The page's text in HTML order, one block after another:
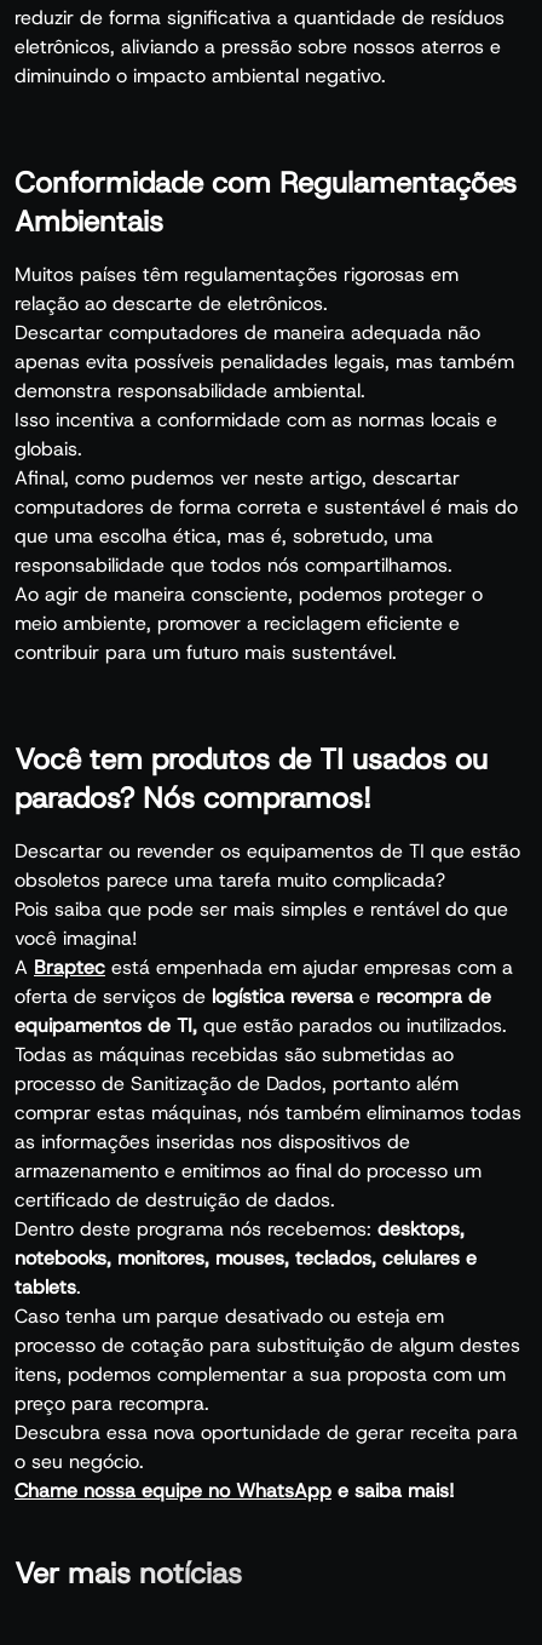
reduzir de forma significativa a quantidade de resíduos
eletrônicos, aliviando a pressão sobre nossos aterros e
diminuindo o impacto ambiental negativo.
Conformidade com Regulamentações
Ambientais
Muitos países têm regulamentações rigorosas em
relação ao descarte de eletrônicos.
Descartar computadores de maneira adequada não
apenas evita possíveis penalidades legais, mas também
demonstra responsabilidade ambiental.
Isso incentiva a conformidade com as normas locais e
globais.
Afinal, como pudemos ver neste artigo, descartar
computadores de forma correta e sustentável é mais do
que uma escolha ética, mas é, sobretudo, uma
responsabilidade que todos nós compartilhamos.
Ao agir de maneira consciente, podemos proteger o
meio ambiente, promover a reciclagem eficiente e
contribuir para um futuro mais sustentável.
Você tem produtos de TI usados ou
parados? Nós compramos!
Descartar ou revender os equipamentos de TI que estão
obsoletos parece uma tarefa muito complicada?
Pois saiba que pode ser mais simples e rentável do que
você imagina!
A Braptec está empenhada em ajudar empresas com a
oferta de serviços de logística reversa e recompra de
equipamentos de TI, que estão parados ou inutilizados.
Todas as máquinas recebidas são submetidas ao
processo de Sanitização de Dados, portanto além
comprar estas máquinas, nós também eliminamos todas
as informações inseridas nos dispositivos de
armazenamento e emitimos ao final do processo um
certificado de destruição de dados.
Dentro deste programa nós recebemos: desktops,
notebooks, monitores, mouses, teclados, celulares e
tablets.
Caso tenha um parque desativado ou esteja em
processo de cotação para substituição de algum destes
itens, podemos complementar a sua proposta com um
preço para recompra.
Descubra essa nova oportunidade de gerar receita para
o seu negócio.
Chame nossa equipe no WhatsApp e saiba mais!
Ver mais notícias